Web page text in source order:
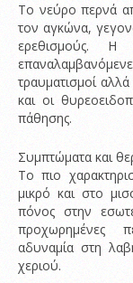
Το νεύρο περνά
τον αγκώνα,
ερεθισμούς.
τραυματισμοί
και οι
πάθησης.
Συμπτώματα και
Το πιο
μικρό και στο
πόνος στην
προχωρημένες
αδυναμία στη
χεριού.